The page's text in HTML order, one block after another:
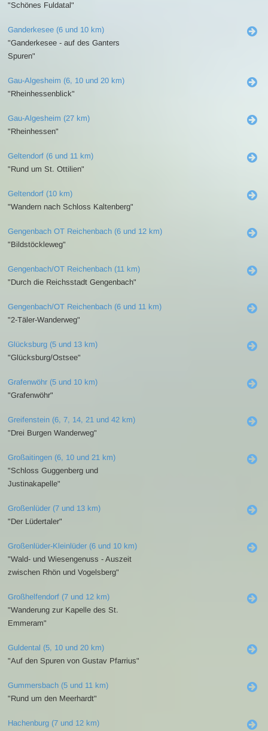
"Schönes Fuldatal"
Ganderkesee (6 und 10 km)
"Ganderkesee - auf des Ganters
Spuren"
Gau-Algesheim (6, 10 und 20 km)
"Rheinhessenblick"
Gau-Algesheim (27 km)
"Rheinhessen"
Geltendorf (6 und 11 km)
"Rund um St. Ottilien"
Geltendorf (10 km)
"Wandern nach Schloss Kaltenberg"
Gengenbach OT Reichenbach (6 und 12 km)
"Bildstöckleweg"
Gengenbach/OT Reichenbach (11 km)
"Durch die Reichsstadt Gengenbach"
Gengenbach/OT Reichenbach (6 und 11 km)
"2-Täler-Wanderweg"
Glücksburg (5 und 13 km)
"Glücksburg/Ostsee"
Grafenwöhr (5 und 10 km)
"Grafenwöhr"
Greifenstein (6, 7, 14, 21 und 42 km)
"Drei Burgen Wanderweg"
Großaitingen (6, 10 und 21 km)
"Schloss Guggenberg und
Justinakapelle"
Großenlüder (7 und 13 km)
"Der Lüdertaler"
Großenlüder-Kleinlüder (6 und 10 km)
"Wald- und Wiesengenuss - Auszeit
zwischen Rhön und Vogelsberg"
Großhelfendorf (7 und 12 km)
"Wanderung zur Kapelle des St.
Emmeram"
Guldental (5, 10 und 20 km)
"Auf den Spuren von Gustav Pfarrius"
Gummersbach (5 und 11 km)
"Rund um den Meerhardt"
Hachenburg (7 und 12 km)